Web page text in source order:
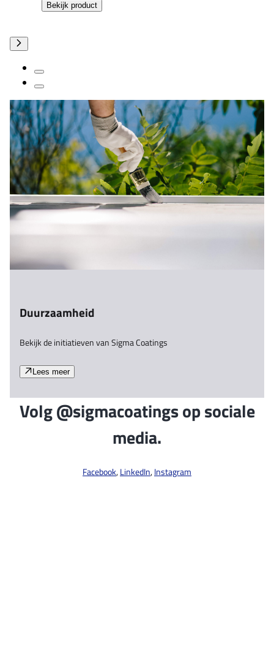
Bekijk product
Duurzaamheid
Bekijk de initiatieven van Sigma Coatings
Lees meer
Volg @sigmacoatings op sociale
media.
Facebook,LinkedIn,Instagram